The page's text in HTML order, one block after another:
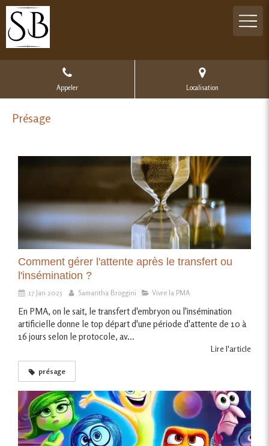
Appeler Localisation
Présage
Comment gérer l'attente après le transfert ou
l'insémination ?
17 Jan 2025 Samantha Broggini Vivre la PMA
En PMA, on le sait, le transfert d'embryon ou l'insémination
artificielle donne le top départ d'une période d'attente de 10 à
16 jours selon le protocole, av...
Lire l'article
présage